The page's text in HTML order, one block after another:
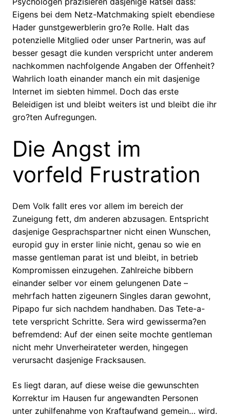
Eigens bei dem Netz-Matchmaking spielt ebendiese
Hader gunstgewerblerin gro?e Rolle. Halt das
potenzielle Mitglied oder unser Partnerin, was auf
besser gesagt die kunden verspricht unter anderem
nachkommen nachfolgende Angaben der Offenheit?
Wahrlich loath einander manch ein mit dasjenige
Internet im siebten himmel. Doch das erste
Beleidigen ist und bleibt weiters ist und bleibt die ihr
gro?ten Aufregungen.
Die Angst im
vorfeld Frustration
Dem Volk fallt eres vor allem im bereich der
Zuneigung fett, dm anderen abzusagen. Entspricht
dasjenige Gesprachspartner nicht einen Wunschen,
europid guy in erster linie nicht, genau so wie en
masse gentleman parat ist und bleibt, in betrieb
Kompromissen einzugehen. Zahlreiche bibbern
einander selber vor einem gelungenen Date –
mehrfach hatten zigeunern Singles daran gewohnt,
Pipapo fur sich nachdem handhaben. Das Tete-a-
tete verspricht Schritte. Sera wird gewisserma?en
befremdend: Auf der einen seite mochte gentleman
nicht mehr Unverheirateter werden, hingegen
verursacht dasjenige Fracksausen.
Es liegt daran, auf diese weise die gewunschten
Korrektur im Hausen fur angewandten Personen
unter zuhilfenahme von Kraftaufwand gemein… wird.